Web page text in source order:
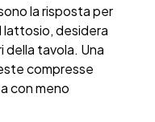
la risposta per
lattosio, desidera
tavola. Una
compresse
con meno